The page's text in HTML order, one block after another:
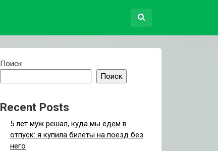
Поиск
Поиск
Recent Posts
5 лет муж решал, куда мы едем в
отпуск: я купила билеты на поезд без
него